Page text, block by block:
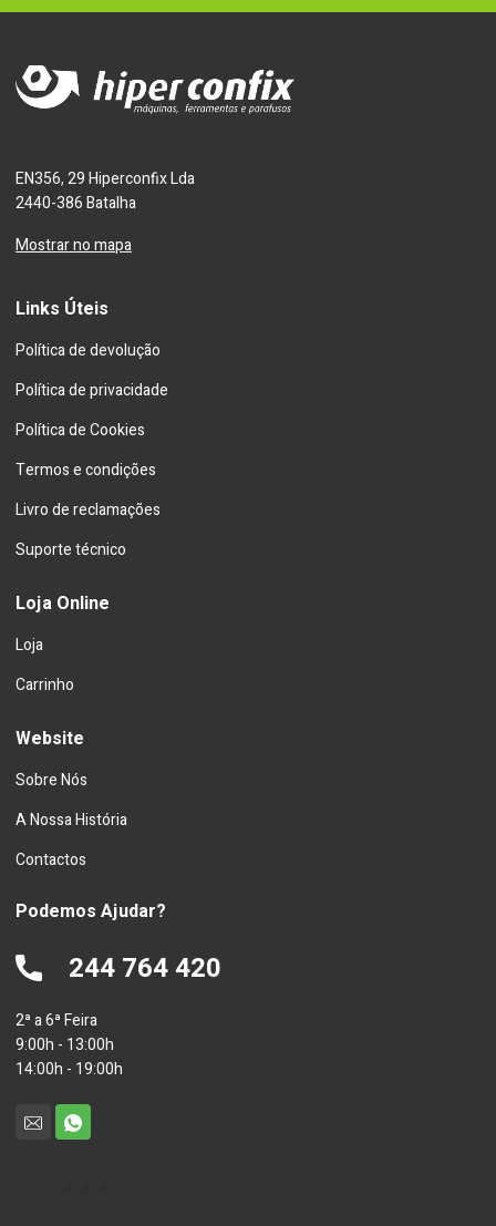
EN356, 29 Hiperconfix Lda
2440-386 Batalha
Mostrar no mapa
Links Úteis
Política de devolução
Política de privacidade
Política de Cookies
Termos e condições
Livro de reclamações
Suporte técnico
Loja Online
Loja
Carrinho
Website
Sobre Nós
A Nossa História
Contactos
Podemos Ajudar?
244 764 420
2ª a 6ª Feira
9:00h - 13:00h
14:00h - 19:00h